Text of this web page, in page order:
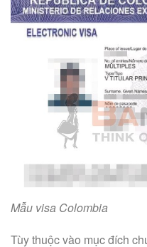
Mẫu visa Colombia
Tùy thuộc vào mục đích